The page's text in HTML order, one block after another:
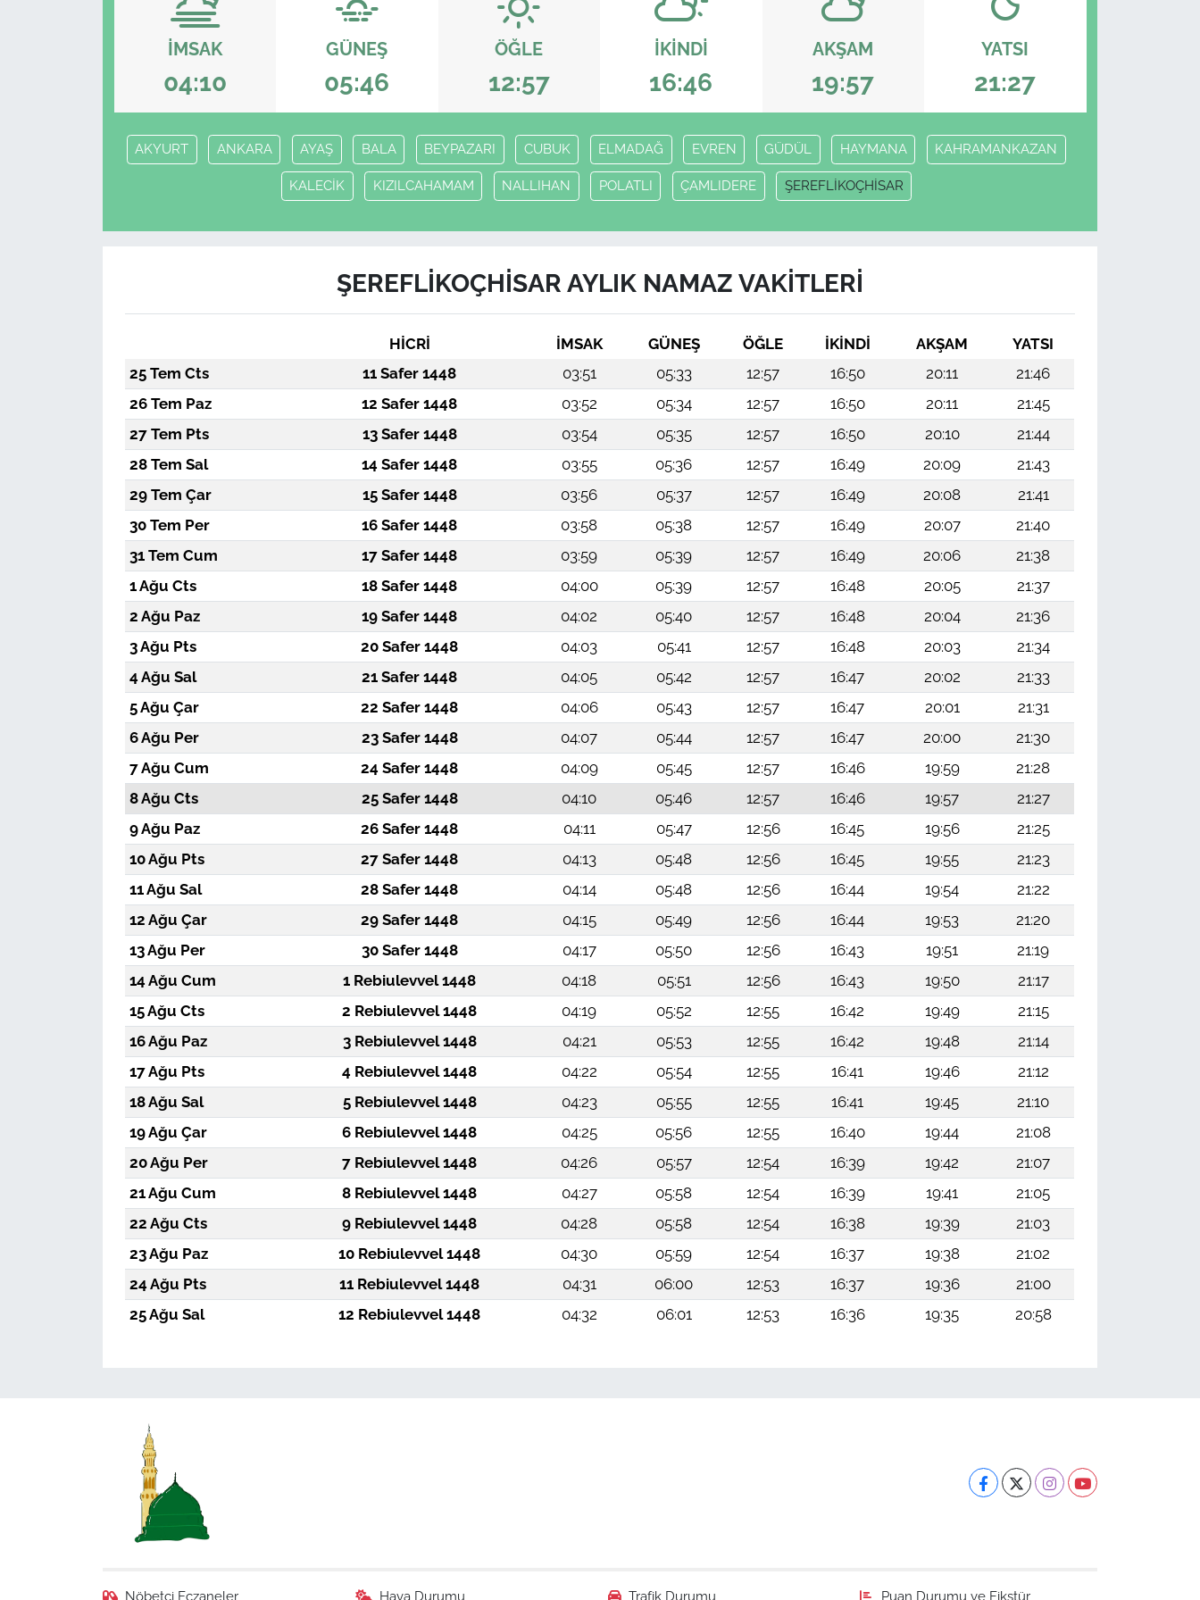
İMSAK
04:10
GÜNEŞ
05:46
ÖĞLE
12:57
İKINDI
16:46
AKŞAM
19:57
YATSI
21:27
AKYURT ANKARA AYAŞ BALA BEYPAZARI CUBUK ELMADAĞ EVREN GÜDÜL HAYMANA KAHRAMANKAZAN
KALECİK KIZILCAHAMAM NALLIHAN POLATLI ÇAMLIDERE ŞEREFLİKOÇHİSAR
ŞEREFLİKOÇHİSAR AYLIK NAMAZ VAKITLERI
HİCRİ İMSAK GÜNEŞ ÖĞLE İKINDI AKŞAM
YATSI
25 Tem Cts
11 Safer 1448 03:51 05:33 12:57 16:50 20:11
21:46
26 Tem Paz
12 Safer 1448 03:52 05:34 12:57 16:50 20:11
21:45
27 Tem Pts
13 Safer 1448 03:54 05:35 12:57 16:50 20:10
21:44
28 Tem Sal
14 Safer 1448 03:55 05:36 12:57 16:49 20:09
21:43
29 Tem Çar
15 Safer 1448 03:56 05:37 12:57 16:49 20:08
21:41
30 Tem Per
16 Safer 1448 03:58 05:38 12:57 16:49 20:07
21:40
31 Tem Cum
17 Safer 1448 03:59 05:39 12:57 16:49 20:06
21:38
1 Ağu Cts
18 Safer 1448 04:00 05:39 12:57 16:48 20:05
21:37
2 Ağu Paz
19 Safer 1448 04:02 05:40 12:57 16:48 20:04
21:36
3 Ağu Pts
20 Safer 1448 04:03 05:41 12:57 16:48 20:03
21:34
4 Ağu Sal
21 Safer 1448 04:05 05:42 12:57 16:47 20:02
21:33
5 Ağu Çar
22 Safer 1448 04:06 05:43 12:57 16:47 20:01
21:31
6 Ağu Per
23 Safer 1448 04:07 05:44 12:57 16:47 20:00
21:30
7 Ağu Cum
24 Safer 1448 04:09 05:45 12:57 16:46 19:59
21:28
8 Ağu Cts
25 Safer 1448 04:10 05:46 12:57 16:46 19:57
21:27
9 Ağu Paz
26 Safer 1448 04:11 05:47 12:56 16:45 19:56
21:25
10 Ağu Pts
27 Safer 1448 04:13 05:48 12:56 16:45 19:55
21:23
11 Ağu Sal
28 Safer 1448 04:14 05:48 12:56 16:44 19:54
21:22
12 Ağu Çar
29 Safer 1448 04:15 05:49 12:56 16:44 19:53
21:20
13 Ağu Per
30 Safer 1448 04:17 05:50 12:56 16:43 19:51
21:19
14 Ağu Cum
1 Rebiulevvel 1448 04:18 05:51 12:56 16:43 19:50
21:17
15 Ağu Cts
2 Rebiulevvel 1448 04:19 05:52 12:55 16:42 19:49
21:15
16 Ağu Paz
3 Rebiulevvel 1448 04:21 05:53 12:55 16:42 19:48
21:14
17 Ağu Pts
4 Rebiulevvel 1448 04:22 05:54 12:55 16:41 19:46
21:12
18 Ağu Sal
5 Rebiulevvel 1448 04:23 05:55 12:55 16:41 19:45
21:10
19 Ağu Çar
6 Rebiulevvel 1448 04:25 05:56 12:55 16:40 19:44
21:08
20 Ağu Per
7 Rebiulevvel 1448 04:26 05:57 12:54 16:39 19:42
21:07
21 Ağu Cum
8 Rebiulevvel 1448 04:27 05:58 12:54 16:39 19:41
21:05
22 Ağu Cts
9 Rebiulevvel 1448 04:28 05:58 12:54 16:38 19:39
21:03
23 Ağu Paz
10 Rebiulevvel 1448 04:30 05:59 12:54 16:37 19:38
21:02
24 Ağu Pts
11 Rebiulevvel 1448 04:31 06:00 12:53 16:37 19:36
21:00
25 Ağu Sal
12 Rebiulevvel 1448 04:32 06:01 12:53 16:36 19:35 20:58
Nöbetçi Eczaneler Hava Durumu Trafik Durumu Puan Durumu ve Fikstür